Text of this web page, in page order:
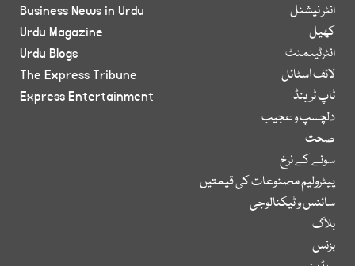
انٹر نیشنل
کھیل
انٹرٹینمنٹ
لائف اسٹائل
ٹاپ ٹرینڈ
دلچسپ و عجیب
صحت
سونے کے نرخ
پیٹرولیم مصنوعات کی قیمتیں
سائنس و ٹیکنالوجی
بلاگ
بزنس
Business News in Urdu
Urdu Magazine
Urdu Blogs
The Express Tribune
Express Entertainment